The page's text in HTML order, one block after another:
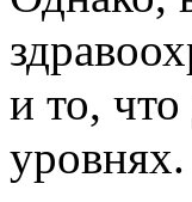
и то,
уровнях.